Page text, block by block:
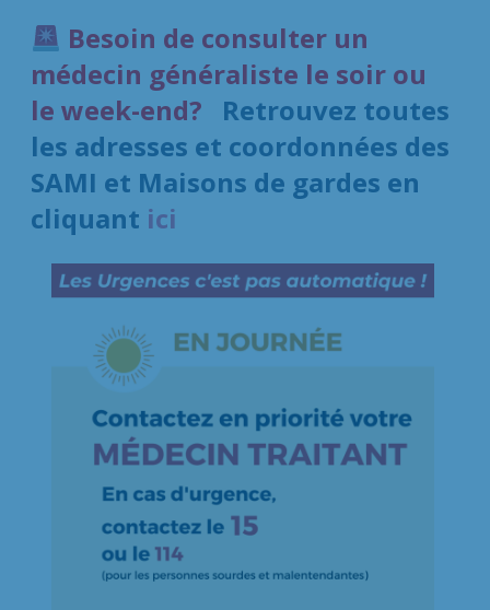
Besoin de consulter un
médecin généraliste le soir ou
le week-end?
Retrouvez toutes
les adresses et coordonnées des
SAMI et Maisons de gardes en
cliquant ici